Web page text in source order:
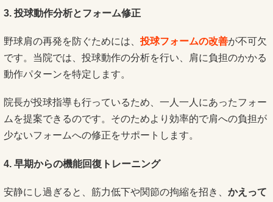
3. 投球動作分析とフォーム修正
野球肩の再発を防ぐためには、 投球フォームの改善が不可欠
です。当院では、投球動作の分析を行い、肩に負担のかかる
動作パターンを特定します。
院長が投球指導も行っているため、一人一人にあったフォー
ムを提案できるのです。そのためより効率的で肩への負担が
少ないフォームへの修正をサポートします。
4. 早期からの機能回復トレーニング
安静にし過ぎると、筋力低下や関節の拘縮を招き、 かえって